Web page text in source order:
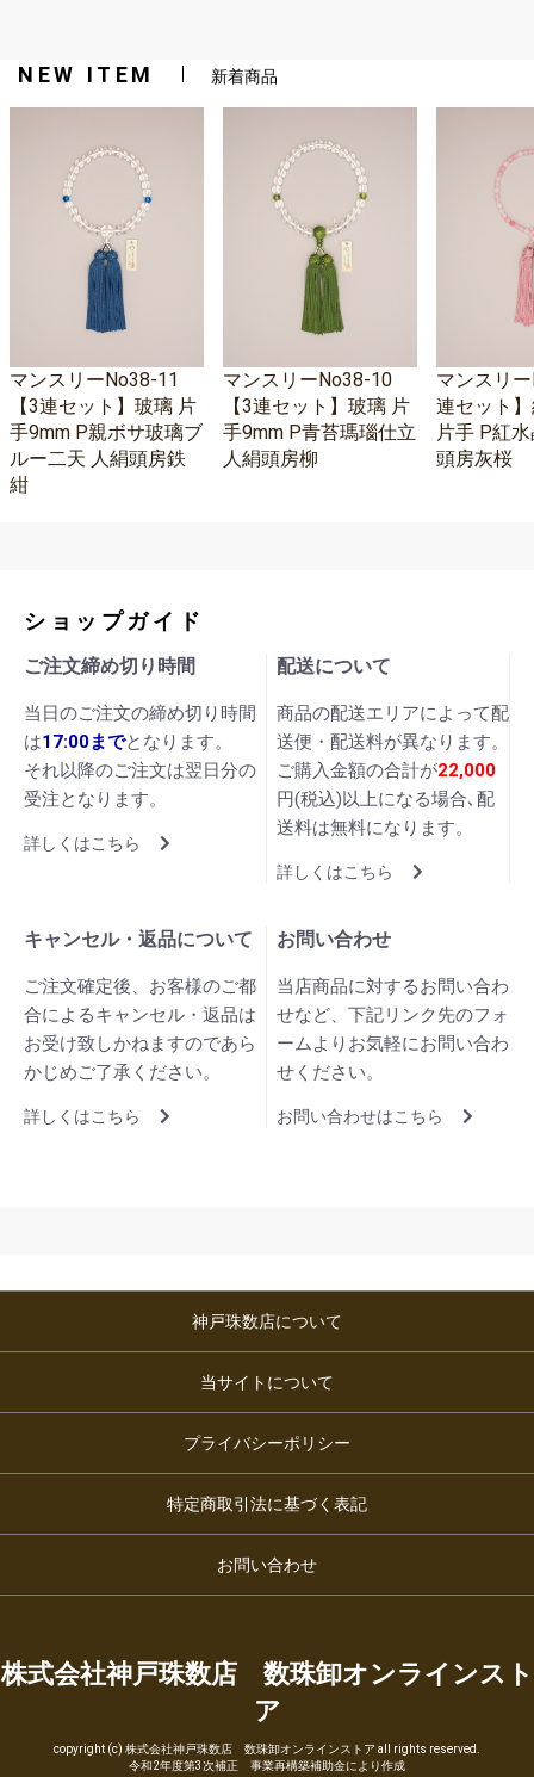
NEW ITEM 新着商品
マンスリーNo38-11
【3連セット】玻璃 片
手9mm P親ボサ玻璃ブ
ルー二天 人絹頭房鉄
紺
マンスリーNo38-10
【3連セット】玻璃 片
手9mm P青苔瑪瑙仕立
人絹頭房柳
マンスリ
連セット
片手 P紅
頭房灰桜
ショップガイド
ご注文締め切り時間
当日のご注文の締め切り時間
は17:00までとなります。
それ以降のご注文は翌日分の
受注となります。
詳しくはこちら
配送について
商品の配送エリアによって配
送便・配送料が異なります。
ご購入金額の合計が22,000
円(税込)以上になる場合､配
送料は無料になります。
詳しくはこちら
キャンセル・返品について
ご注文確定後、お客様のご都
合によるキャンセル・返品は
お受け致しかねますのであら
かじめご了承ください。
詳しくはこちら
お問い合わせ
当店商品に対するお問い合わ
せなど、下記リンク先のフォ
ームよりお気軽にお問い合わ
せください。
お問い合わせはこちら
神戸珠数店について
当サイトについて
プライバシーポリシー
特定商取引法に基づく表記
お問い合わせ
株式会社神戸珠数店 数珠卸オンラインスト
ア
copyright (c) 株式会社神戸珠数店 数珠卸オンラインストア all rights reserved.
令和2年度第3次補正 事業再構築補助金により作成